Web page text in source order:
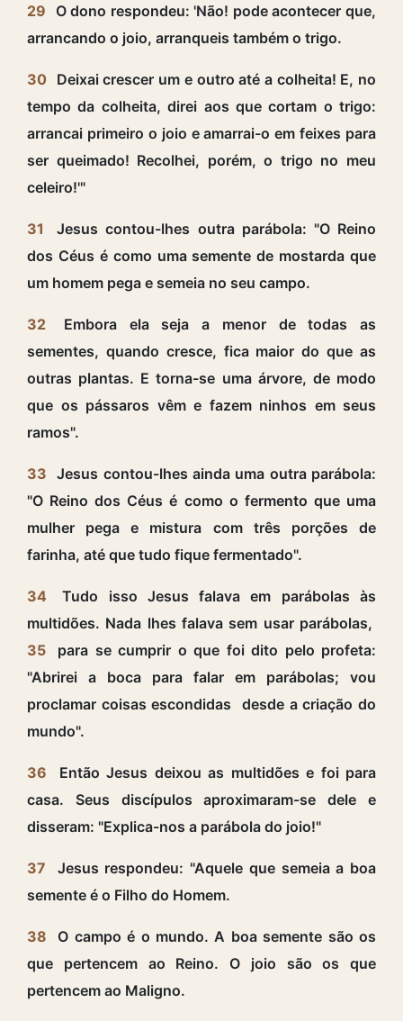
29
O dono respondeu: 'Não! pode acontecer que,
arrancando o joio, arranqueis também o trigo.
30 Deixai crescer um e outro até a colheita! E, no
tempo da colheita, direi aos que cortam o trigo:
arrancai primeiro o joio e amarrai-o em feixes para
ser queimado! Recolhei, porém, o trigo no meu
celeiro!'"
31
Jesus contou-lhes outra parábola: "O Reino
dos Céus é como uma semente de mostarda que
um homem pega e semeia no seu campo.
32
Embora ela seja a menor de todas as
sementes, quando cresce, fica maior do que as
outras plantas. E torna-se uma árvore, de modo
que os pássaros vêm e fazem ninhos em seus
ramos".
33 Jesus contou-lhes ainda uma outra parábola:
"O Reino dos Céus é como o fermento que uma
mulher pega e mistura com três porções de
farinha, até que tudo fique fermentado".
34
Tudo isso Jesus falava em parábolas às
multidões. Nada lhes falava sem usar parábolas,
35
para se cumprir o que foi dito pelo profeta:
"Abrirei a boca para falar em parábolas; vou
proclamar coisas escondidas desde a criação do
mundo".
36
Então Jesus deixou as multidões e foi para
casa. Seus discípulos aproximaram-se dele e
disseram: "Explica-nos a parábola do joio!"
37
Jesus respondeu: "Aquele que semeia a boa
semente é o Filho do Homem.
38
O campo é o mundo. A boa semente são os
que pertencem ao Reino. O joio são os que
pertencem ao Maligno.